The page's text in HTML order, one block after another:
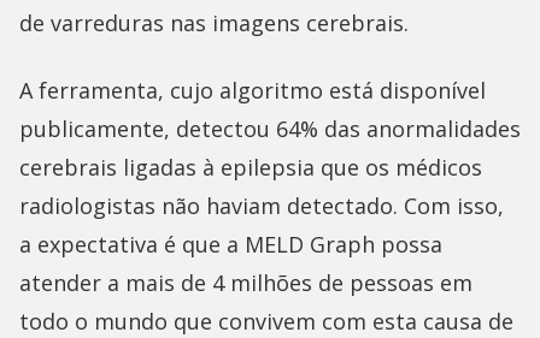
de varreduras nas imagens cerebrais.
A ferramenta, cujo algoritmo está disponível
publicamente, detectou 64% das anormalidades
cerebrais ligadas à epilepsia que os médicos
radiologistas não haviam detectado. Com isso,
a expectativa é que a MELD Graph possa
atender a mais de 4 milhões de pessoas em
todo o mundo que convivem com esta causa de